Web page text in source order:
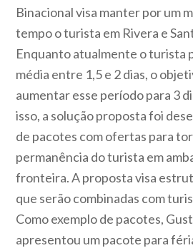
Binacional visa manter por um
tempo o turista em Rivera e
Enquanto atualmente o turista
média entre 1,5 e 2 dias, o
aumentar esse período para 3
isso, a solução proposta foi
de pacotes com ofertas para
permanência do turista em
fronteira. A proposta visa
que serão combinadas com
Como exemplo de pacotes,
apresentou um pacote para